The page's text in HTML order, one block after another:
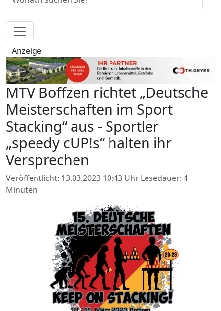
Anzeige
MTV Boffzen richtet „Deutsche
Meisterschaften im Sport
Stacking“ aus - Sportler
„speedy cUP!s“ halten ihr
Versprechen
Veröffentlicht: 13.03.2023 10:43 Uhr Lesedauer: 4
Minuten